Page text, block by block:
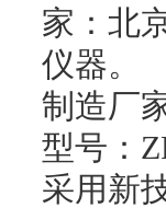
家： 北
仪器。
制造厂
型号：
采用新